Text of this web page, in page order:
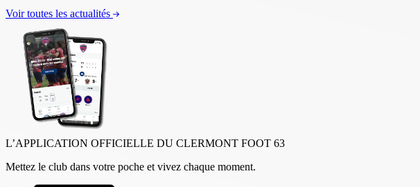
Voir toutes les actualités
L’APPLICATION OFFICIELLE DU CLERMONT FOOT 63
Mettez le club dans votre poche et vivez chaque moment.